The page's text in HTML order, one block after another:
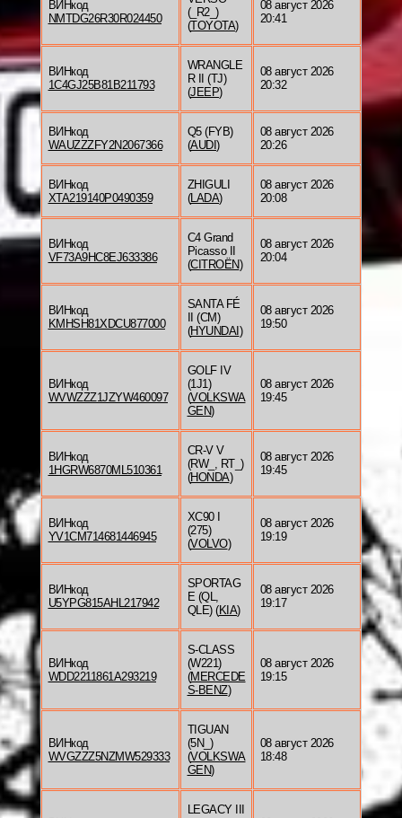
ВИНкод
NMTDG26R30R024450
(_R2_)
(TOYOTA)
08 август 2026
20:41
ВИНкод
1C4GJ25B81B211793
WRANGLE
R II (TJ)
(JEEP)
08 август 2026
20:32
ВИНкод
WAUZZZFY2N2067366
Q5 (FYB)
(AUDI )
08 август 2026
20:26
ВИНкод
XTA219140P0490359
ZHIGULI
(LADA)
08 август 2026
20:08
ВИНкод
VF73A9HC8EJ633386
C4 Grand
Picasso II
(CITROËN)
08 август 2026
20:04
ВИНкод
KMHSH81XDCU877000
SANTA FÉ
II (CM)
(HYUNDAI )
08 август 2026
19:50
ВИНкод
WVWZZZ1JZYW460097
GOLF IV
(1J1)
(VOLKSWA
GEN)
08 август 2026
19:45
ВИНкод
1HGRW6870ML510361
CR-V V
(RW_, RT_)
(HONDA)
08 август 2026
19:45
ВИНкод
YV1CM714681446945
XC90 I
(275)
(VOLVO)
08 август 2026
19:19
ВИНкод
U5YPG815AHL217942
SPORTAG
E (QL,
QLE) (KIA)
08 август 2026
19:17
ВИНкод
WDD2211861A293219
S-CLASS
(W221)
(MERCEDE
S-BENZ)
08 август 2026
19:15
ВИНкод
WVGZZZ5NZMW529333
TIGUAN
(5N_)
(VOLKSWA
GEN)
08 август 2026
18:48
LEGACY III